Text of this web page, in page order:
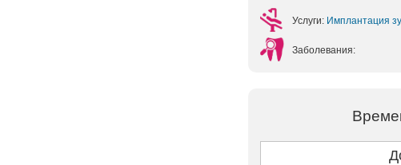
Услуги: Имплантация
Заболевания: